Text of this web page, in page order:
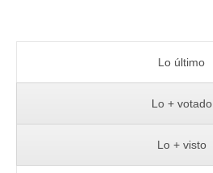
Lo último
Lo + votado
Lo + visto